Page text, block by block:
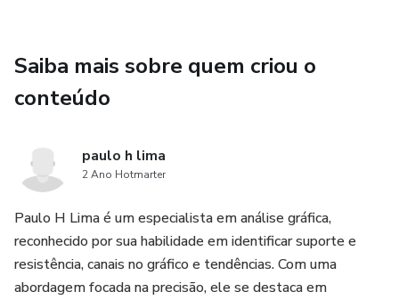
Saiba mais sobre quem criou o
conteúdo
paulo h lima
2 Ano Hotmarter
Paulo H Lima é um especialista em análise gráfica,
reconhecido por sua habilidade em identificar suporte e
resistência, canais no gráfico e tendências. Com uma
abordagem focada na precisão, ele se destaca em